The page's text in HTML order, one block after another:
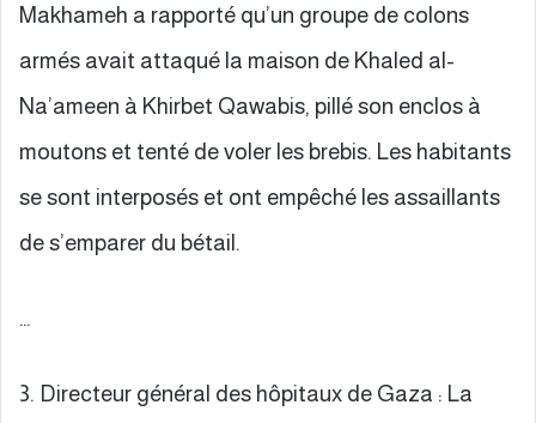
Makhameh a rapporté qu’un groupe de colons
armés avait attaqué la maison de Khaled al-
Na’ameen à Khirbet Qawabis, pillé son enclos à
moutons et tenté de voler les brebis. Les habitants
se sont interposés et ont empêché les assaillants
de s’emparer du bétail.
…
3. Directeur général des hôpitaux de Gaza : La